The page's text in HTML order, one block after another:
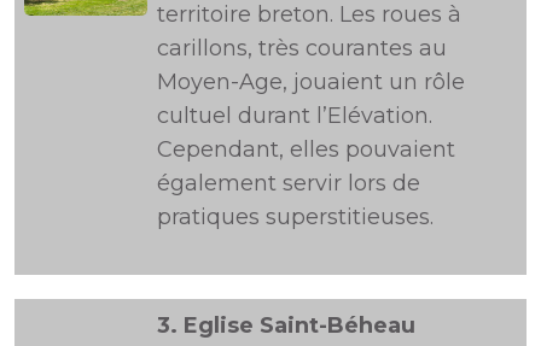
territoire breton. Les roues à
carillons, très courantes au
Moyen-Age, jouaient un rôle
cultuel durant l’Elévation.
Cependant, elles pouvaient
également servir lors de
pratiques superstitieuses.
3. Eglise Saint-Béheau